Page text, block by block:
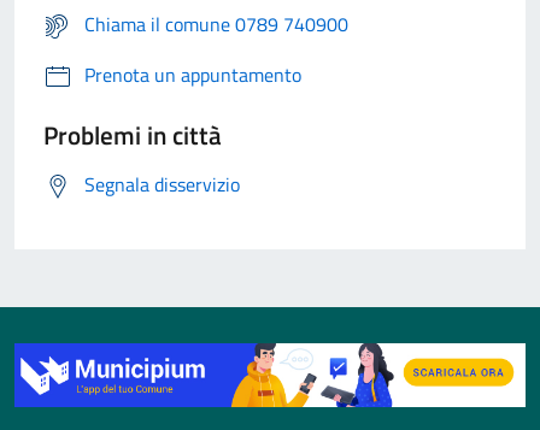
Chiama il comune 0789 740900
Prenota un appuntamento
Problemi in città
Segnala disservizio